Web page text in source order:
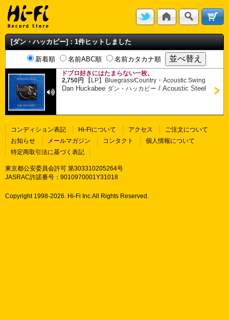
[ダン・ハッカビー]：1件ヒットしました
新着順 名前ABC順 名前カタカナ順
ドブロ好きにはたまらない一枚。
2,750円
【LP】 Bluegrass/Country ・Acoustic Swing
Dan Huckabee ダン・ハッカビー /Acoustic Steel
コンディション表記 Hi-Fiについて アクセス
ご注文について
お知らせ
メールマガジン コンタクト
個人情報について
特定商取引法に基づく表記
東京都公安委員会許可 第303310205264号
JASRAC許諾番号：9010970001Y31018
Copyright 1998-2026. Hi-Fi Inc.All Rights Reserved.